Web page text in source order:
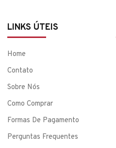
LINKS ÚTEIS
Home
Contato
Sobre Nós
Como Comprar
Formas De Pagamento
Perguntas Frequentes